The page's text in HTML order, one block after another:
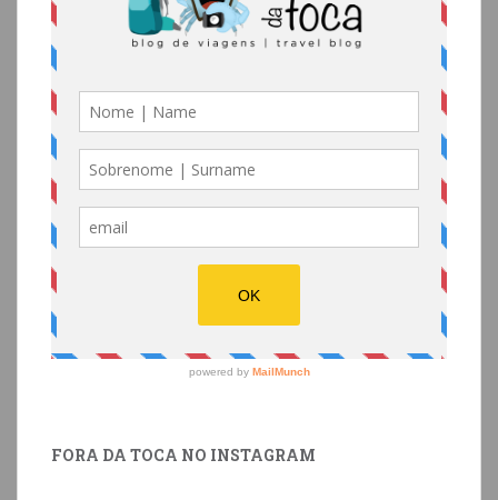
FORA DA TOCA NO INSTAGRAM